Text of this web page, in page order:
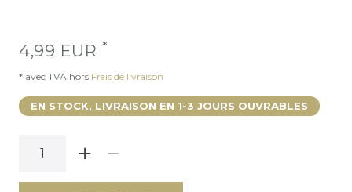
4,99 EUR *
* avec TVA hors Frais de livraison
EN STOCK, LIVRAISON EN 1-3 JOURS OUVRABLES